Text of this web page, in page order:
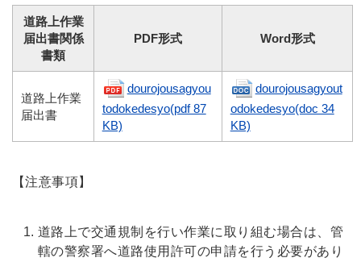
道路上作業
届出書関係
書類
PDF形式 Word形式
道路上作業
届出書
dourojousagyou
todokedesyo(pdf 87
KB)
dourojousagyout
odokedesyo(doc 34
KB)
【注意事項】
道路上で交通規制を行い作業に取り組む場合は、管
轄の警察署へ道路使用許可の申請を行う必要があり